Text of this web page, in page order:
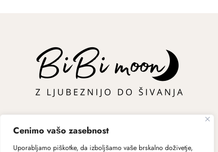
Cenimo vašo zasebnost
Uporabljamo piškotke, da izboljšamo vaše brskalno doživetje,